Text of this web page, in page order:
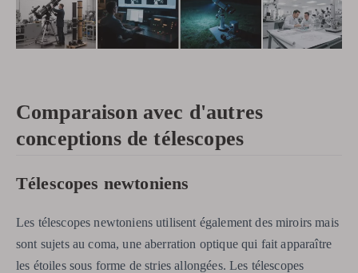
Comparaison avec d'autres
conceptions de télescopes
Télescopes newtoniens
Les télescopes newtoniens utilisent également des miroirs mais
sont sujets au coma, une aberration optique qui fait apparaître
les étoiles sous forme de stries allongées. Les télescopes